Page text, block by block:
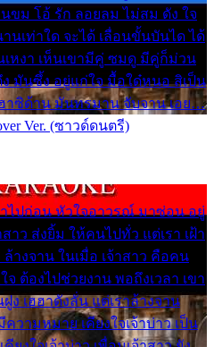
ขม โอ้ รัก ลอยลม ไม่สม ดัง ใจ
นเท่าใด จะได้ เลื่อนขั้นบันได ได้
เหงา เห็นเขามีคู่ ซมดู มีคู่ก็ม่วน
มันซึ้ง อยู่แก่ใจ มื้อใด๋หนอ สิเป็น
ฮาซิด้าน มันทรมาน จับจาน เอย…
Ver. (ซาวด์ดนตรี)
าไปก่อน หัวใจอาวรณ์ มาซ่อน อยู่
าว ส่งยิ้ม ให้คนไปทั่ว แต่เรา เฝ้า
างจาน ในเมื่อ เจ้าสาว คือคน
ต้องไปช่วยงาน พอถึงเวลา เขา
ง เฮฮาดังลั่น แต่เราล้างจาน
วามหมาย เคียงใจเจ้าบ่าว เป็น